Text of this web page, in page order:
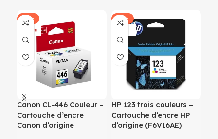
-23%
Canon CL-446 Couleur –
Cartouche d’encre
Canon d’origine
-29%
HP 123 trois couleurs –
Cartouche d’encre HP
d’origine (F6V16AE)